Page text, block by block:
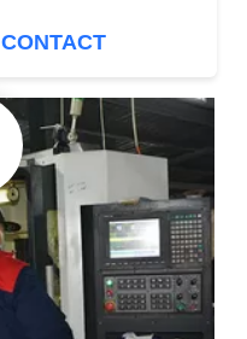
20511-30-10T
CONTACT